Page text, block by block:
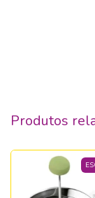
Produtos